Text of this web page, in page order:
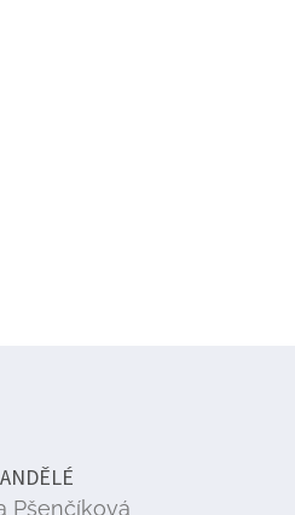
Pšenčíková